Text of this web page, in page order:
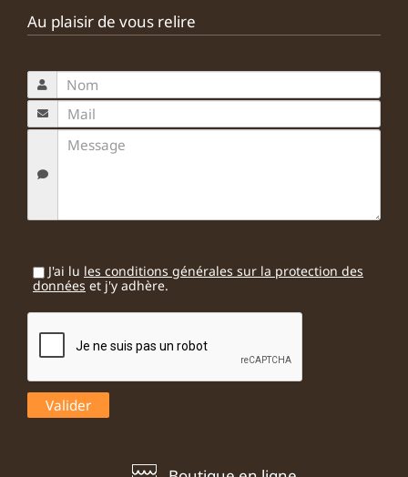
Au plaisir de vous relire
J'ai lu les conditions générales sur la protection des
données et j'y adhère.